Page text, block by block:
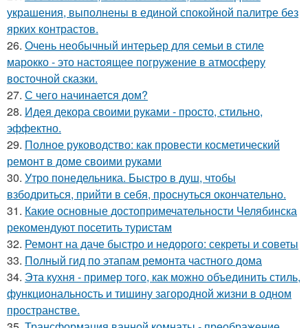
украшения, выполнены в единой спокойной палитре без
ярких контрастов.
26. Очень необычный интерьер для семьи в стиле
марокко - это настоящее погружение в атмосферу
восточной сказки.
27. С чего начинается дом?
28. Идея декора своими руками - просто, стильно,
эффектно.
29. Полное руководство: как провести косметический
ремонт в доме своими руками
30. Утро понедельника. Быстро в душ, чтобы
взбодриться, прийти в себя, проснуться окончательно.
31. Какие основные достопримечательности Челябинска
рекомендуют посетить туристам
32. Ремонт на даче быстро и недорого: секреты и советы
33. Полный гид по этапам ремонта частного дома
34. Эта кухня - пример того, как можно объединить стиль,
функциональность и тишину загородной жизни в одном
пространстве.